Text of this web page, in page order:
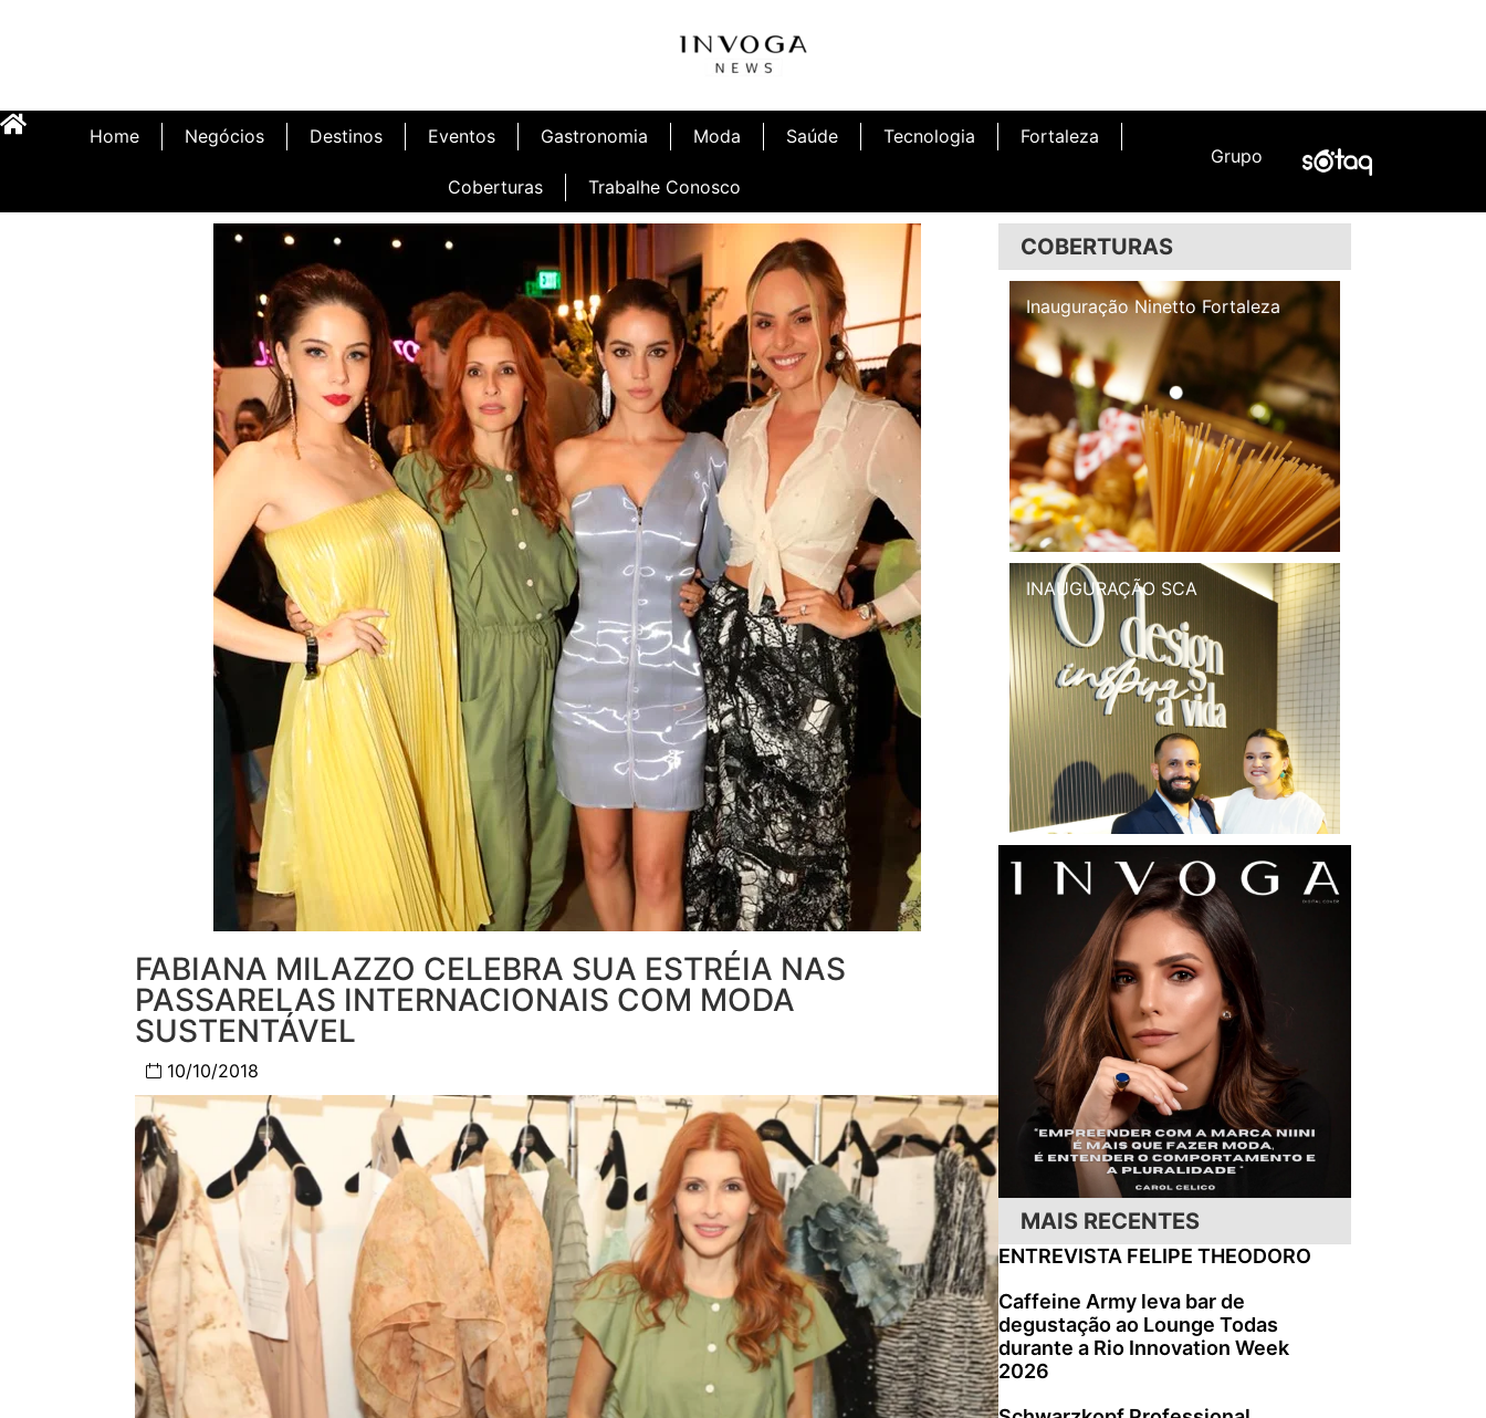
Home Negócios Destinos Eventos Gastronomia Moda Saúde Tecnologia Fortaleza
Coberturas Trabalhe Conosco
Grupo
FABIANA MILAZZO CELEBRA SUA ESTRÉIA NAS
PASSARELAS INTERNACIONAIS COM MODA
SUSTENTÁVEL
10/10/2018
COBERTURAS
Inauguração Illa Café Inauguração Ninetto Fortaleza Inauguração Illa Café
INAUGURAÇÃO SCA
MAIS RECENTES
ENTREVISTA FELIPE THEODORO
Caffeine Army leva bar de
degustação ao Lounge Todas
durante a Rio Innovation Week
2026